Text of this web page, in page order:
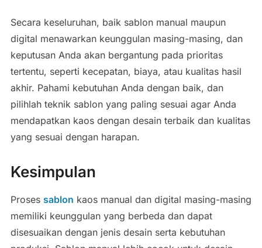
Secara keseluruhan, baik sablon manual maupun
digital menawarkan keunggulan masing-masing, dan
keputusan Anda akan bergantung pada prioritas
tertentu, seperti kecepatan, biaya, atau kualitas hasil
akhir. Pahami kebutuhan Anda dengan baik, dan
pilihlah teknik sablon yang paling sesuai agar Anda
mendapatkan kaos dengan desain terbaik dan kualitas
yang sesuai dengan harapan.
Kesimpulan
Proses sablon kaos manual dan digital masing-masing
memiliki keunggulan yang berbeda dan dapat
disesuaikan dengan jenis desain serta kebutuhan